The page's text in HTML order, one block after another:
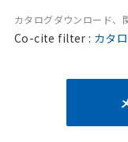
カタログダウンロード、
Co-cite filter : カタ